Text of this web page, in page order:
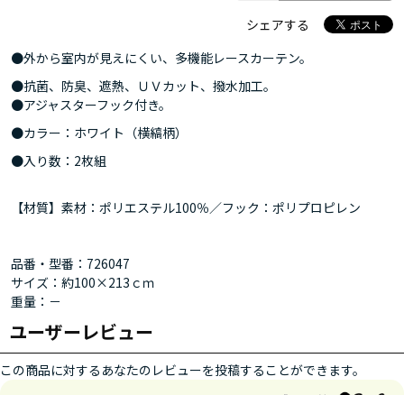
シェアする
●外から室内が見えにくい、多機能レースカーテン。
●抗菌、防臭、遮熱、ＵＶカット、撥水加工。
●アジャスターフック付き。
●カラー：ホワイト（横縞柄）
●入り数：2枚組
【材質】素材：ポリエステル100％／フック：ポリプロピレン
品番・型番：726047
サイズ：約100×213ｃｍ
重量：－
ユーザーレビュー
この商品に対するあなたのレビューを投稿することができます。